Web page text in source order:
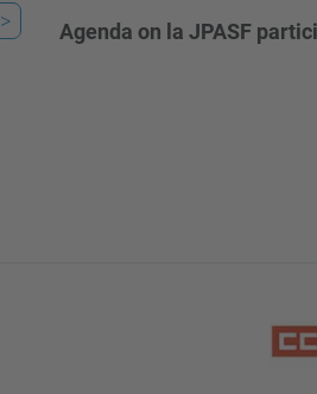
Agenda on la JPASF
>